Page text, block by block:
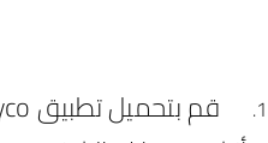
قم بتحميل تطبيق Roomyco من